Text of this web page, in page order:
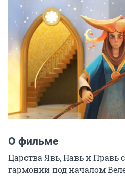
О фильме
Царства Явь, Навь и Правь
гармонии под началом